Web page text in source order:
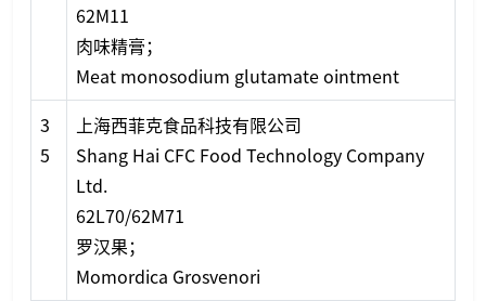
62M11
肉味精膏；
Meat monosodium glutamate ointment
3
5
上海西菲克食品科技有限公司
Shang Hai CFC Food Technology Company
Ltd.
62L70/62M71
罗汉果；
Momordica Grosvenori